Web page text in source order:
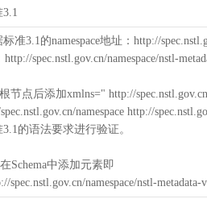
准3.1的namespace地址：http://
spec.nstl.gov.cn/namespace/nstl-
后添加xmlns=" http://spec.nstl.gov.cn/
namespace http://
的语法要求进行验证。
中添加元素即
namespace/nstl-metadata-